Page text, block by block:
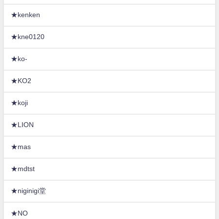
★kenken
★kne0120
★ko-
★KO2
★koji
★LION
★mas
★mdtst
★niginigi堂
★NO